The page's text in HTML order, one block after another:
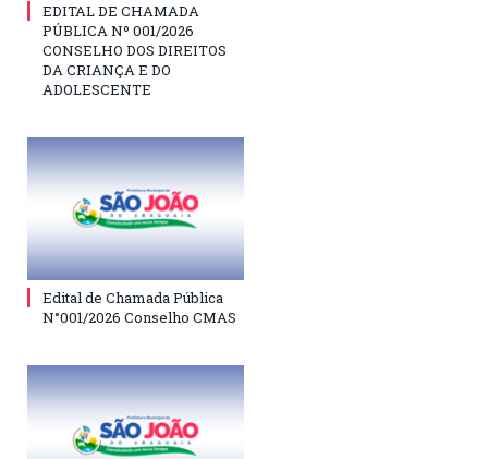
EDITAL DE CHAMADA
PÚBLICA Nº 001/2026
CONSELHO DOS DIREITOS
DA CRIANÇA E DO
ADOLESCENTE
Edital de Chamada Pública
N°001/2026 Conselho CMAS